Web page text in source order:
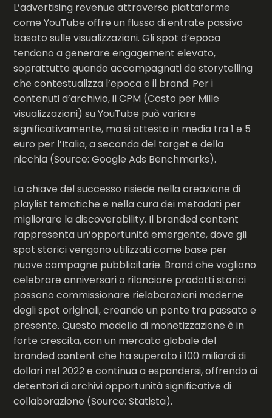
L’advertising revenue attraverso piattaforme
come YouTube offre un flusso di entrate passivo
basato sulle visualizzazioni. Gli spot d’epoca
tendono a generare engagement elevato,
soprattutto quando accompagnati da storytelling
che contestualizza l’epoca e il brand. Per i
contenuti d’archivio, il CPM (Costo per Mille
visualizzazioni) su YouTube può variare
significativamente, ma si attesta in media tra 1 e 5
euro per l’Italia, a seconda del target e della
nicchia (Source: Google Ads Benchmarks).
La chiave del successo risiede nella creazione di
playlist tematiche e nella cura dei metadati per
migliorare la discoverability. Il branded content
rappresenta un’opportunità emergente, dove gli
spot storici vengono utilizzati come base per
nuove campagne pubblicitarie. Brand che vogliono
celebrare anniversari o rilanciare prodotti storici
possono commissionare rielaborazioni moderne
degli spot originali, creando un ponte tra passato e
presente. Questo modello di monetizzazione è in
forte crescita, con un mercato globale del
branded content che ha superato i 100 miliardi di
dollari nel 2022 e continua a espandersi, offrendo ai
detentori di archivi opportunità significative di
collaborazione (Source: Statista).